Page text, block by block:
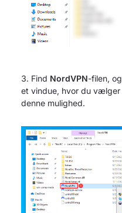
Find NordVPN-filen, og
et vindue, hvor du vælger
denne mulighed.